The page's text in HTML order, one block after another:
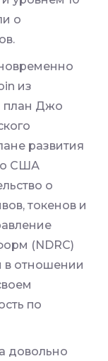
о
из
план Джо
развития
США
о
токенов и
(NDRC)
в отношении
по
довольно